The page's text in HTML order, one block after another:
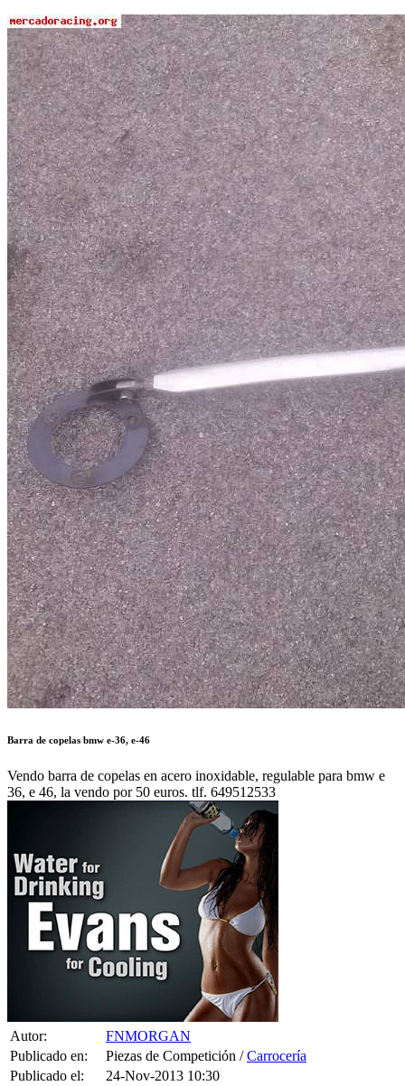
Barra de copelas bmw e-36, e-46
Vendo barra de copelas en acero inoxidable, regulable para bmw e
36, e 46, la vendo por 50 euros. tlf. 649512533
Autor:
FNMORGAN
Publicado en:
Piezas de Competición /Carrocería
Publicado el:
24-Nov-2013 10:30